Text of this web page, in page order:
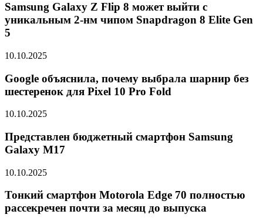
Samsung Galaxy Z Flip 8 может выйти с
уникальным 2-нм чипом Snapdragon 8 Elite Gen
5
10.10.2025
Google объяснила, почему выбрала шарнир без
шестеренок для Pixel 10 Pro Fold
10.10.2025
Представлен бюджетный смартфон Samsung
Galaxy M17
10.10.2025
Тонкий смартфон Motorola Edge 70 полностью
рассекречен почти за месяц до выпуска